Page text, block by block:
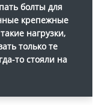
болты для
крепежные
нагрузки,
только те
то стояли на